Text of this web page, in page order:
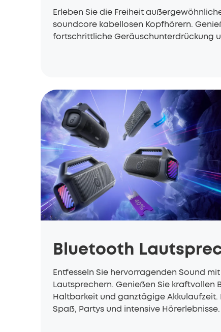
Erleben Sie die Freiheit
soundcore kabellosen Kopfhörern.
fortschrittliche Geräuschunterdrückung
Bluetooth
Entfesseln Sie hervorragenden Sound
Lautsprechern. Genießen Sie kraftvollen
Haltbarkeit und ganztägige
Spaß, Partys und intensive Hörerlebnisse.